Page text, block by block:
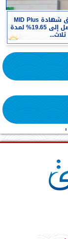
ميدبنك يطلق شهادة MID Plus
بعائد متغير يصل إلى 19.65% لمدة
ثلاث...